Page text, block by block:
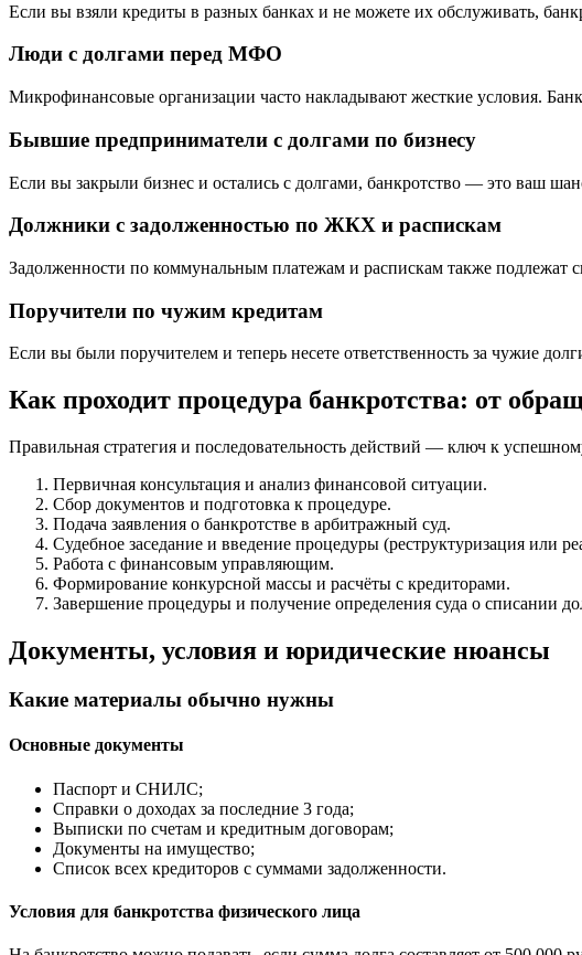
Если вы взяли кредиты в разных банках и не можете их обслуживать,
Люди с долгами перед МФО
Микрофинансовые организации часто накладывают жесткие условия.
Бывшие предприниматели с долгами по бизнесу
Если вы закрыли бизнес и остались с долгами, банкротство — это ваш
Должники с задолженностью по ЖКХ и распискам
Задолженности по коммунальным платежам и распискам также подлежат
Поручители по чужим кредитам
Если вы были поручителем и теперь несете ответственность за чужие
Как проходит процедура банкротства: от
Правильная стратегия и последовательность действий — ключ к
Первичная консультация и анализ финансовой ситуации.
Сбор документов и подготовка к процедуре.
Подача заявления о банкротстве в арбитражный суд.
Судебное заседание и введение процедуры (реструктуризация или
Работа с финансовым управляющим.
Формирование конкурсной массы и расчёты с кредиторами.
Завершение процедуры и получение определения суда о списании
Документы, условия и юридические нюансы
Какие материалы обычно нужны
Основные документы
Паспорт и СНИЛС;
Справки о доходах за последние 3 года;
Выписки по счетам и кредитным договорам;
Документы на имущество;
Список всех кредиторов с суммами задолженности.
Условия для банкротства физического лица